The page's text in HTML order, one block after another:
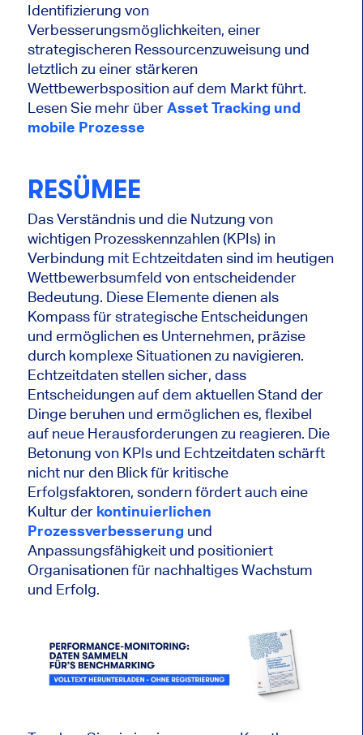
Identifizierung von
Verbesserungsmöglichkeiten, einer
strategischeren Ressourcenzuweisung und
letztlich zu einer stärkeren
Wettbewerbsposition auf dem Markt führt.
Lesen Sie mehr überAsset Tracking und
mobile Prozesse
RESÜMEE
Das Verständnis und die Nutzung von
wichtigen Prozesskennzahlen (KPIs) in
Verbindung mit Echtzeitdaten sind im heutigen
Wettbewerbsumfeld von entscheidender
Bedeutung. Diese Elemente dienen als
Kompass für strategische Entscheidungen
und ermöglichen es Unternehmen, präzise
durch komplexe Situationen zu navigieren.
Echtzeitdaten stellen sicher, dass
Entscheidungen auf dem aktuellen Stand der
Dinge beruhen und ermöglichen es, flexibel
auf neue Herausforderungen zu reagieren. Die
Betonung von KPIs und Echtzeitdaten schärft
nicht nur den Blick für kritische
Erfolgsfaktoren, sondern fördert auch eine
Kultur der kontinuierlichen
Prozessverbesserung und
Anpassungsfähigkeit und positioniert
Organisationen für nachhaltiges Wachstum
und Erfolg.